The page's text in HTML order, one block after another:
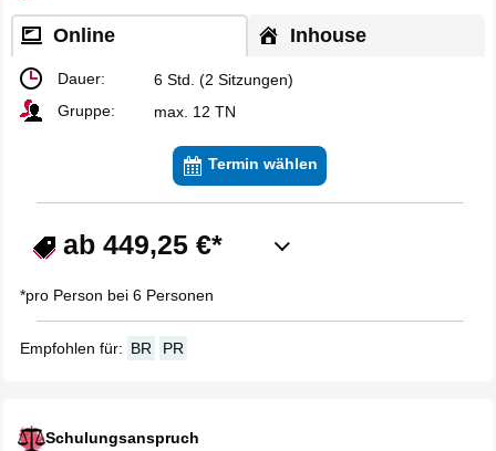
Online Inhouse
Dauer:
6 Std. (2 Sitzungen)
Gruppe:
max. 12 TN
Termin wählen
ab 449,25 €*
*pro Person bei 6 Personen
Empfohlen für: BR PR
Schulungsanspruch